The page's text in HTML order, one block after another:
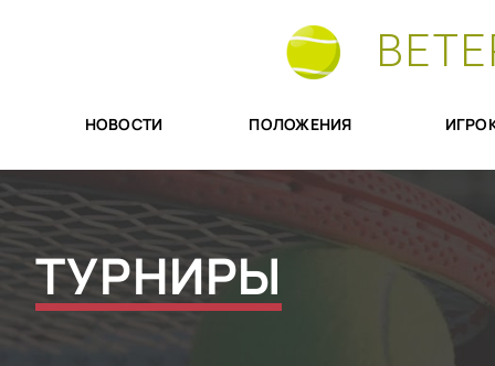
НОВОСТИ ПОЛОЖЕНИЯ
ТУРНИРЫ